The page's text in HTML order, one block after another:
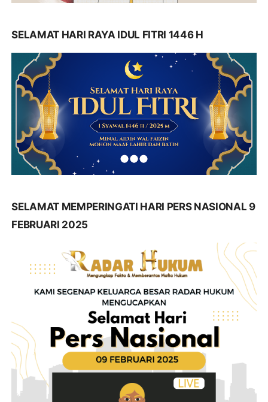
SELAMAT HARI RAYA IDUL FITRI 1446 H
SELAMAT MEMPERINGATI HARI PERS NASIONAL 9
FEBRUARI 2025